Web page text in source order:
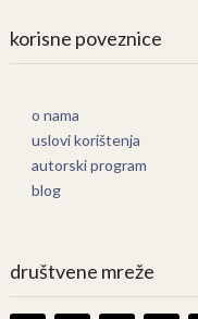
korisne poveznice
o nama
uslovi korištenja
autorski program
blog
društvene mreže